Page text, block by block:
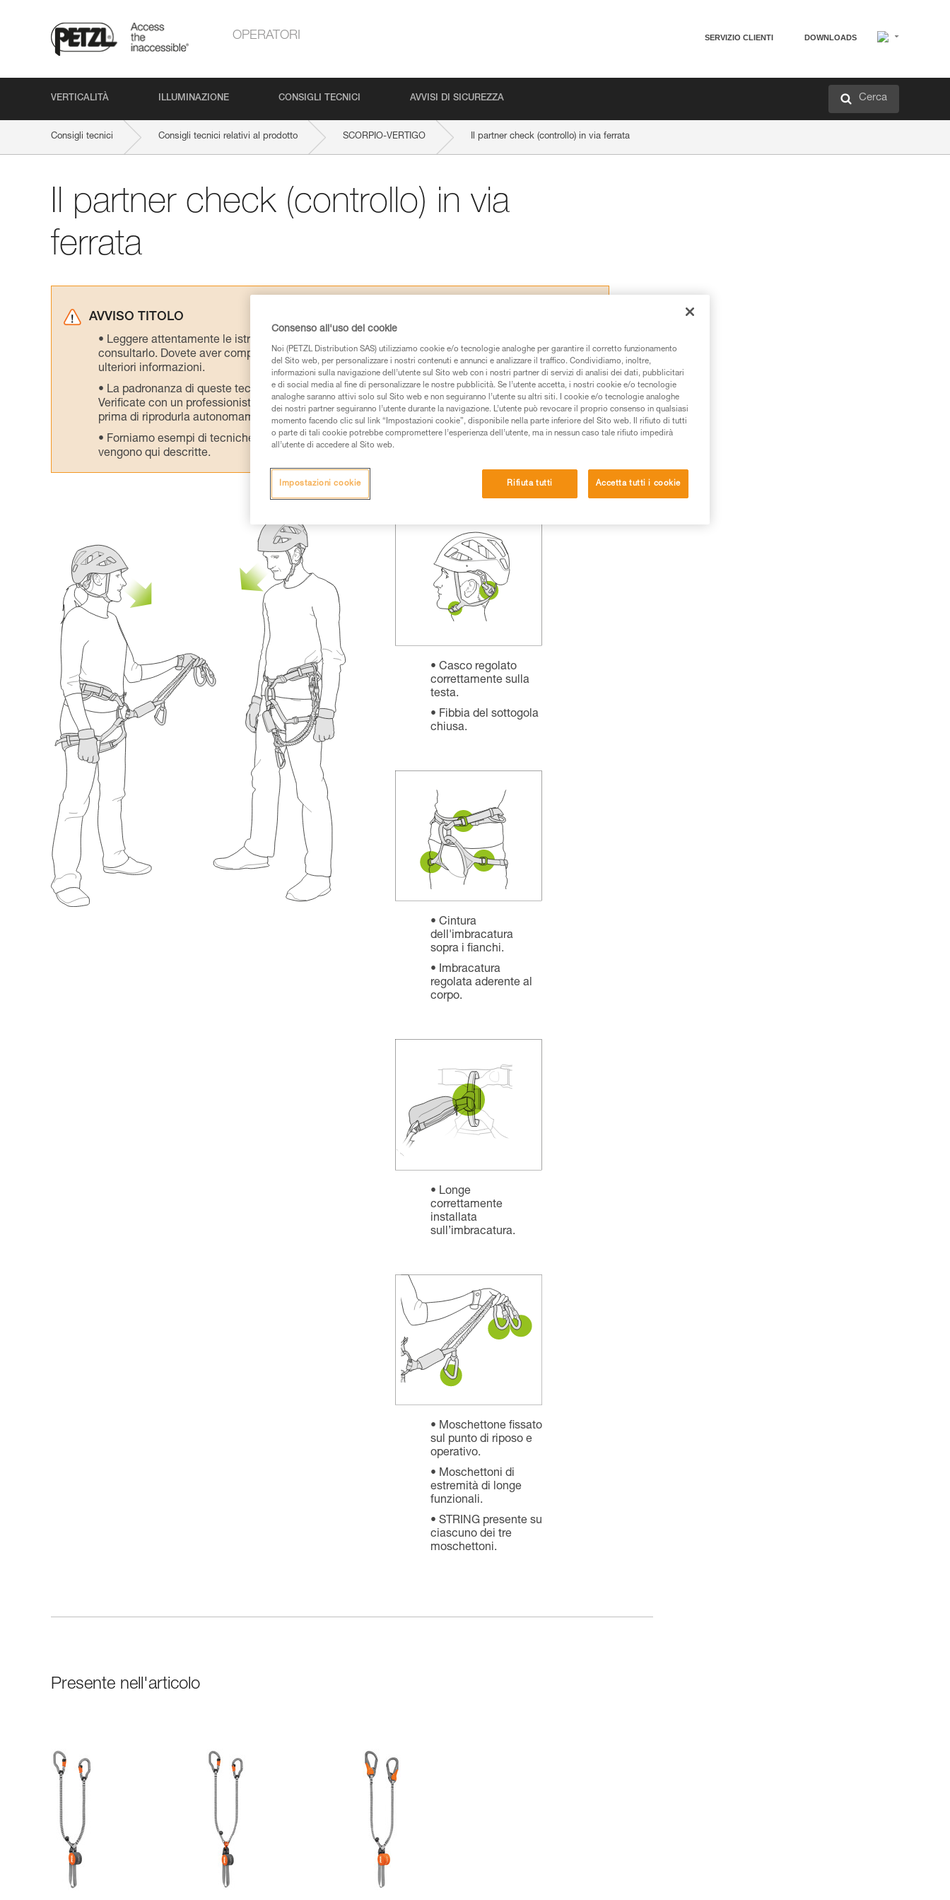
OPERATORI SERVIZIO CLIENTI DOWNLOADS
VERTICALITÀ ILLUMINAZIONE CONSIGLI TECNICI AVVISI DI SICUREZZA Cerca
Consigli tecnici Consigli tecnici relativi al prodotto SCORPIO-VERTIGO Il partner check (controllo) in via ferrata
Il partner check (controllo) in via
ferrata
AVVISO TITOLO
Leggere attentamente le istruzioni tecniche dei prodotti utilizzati in questo consiglio prima di
consultarlo. Dovete aver compreso le informazioni dell’istruzione tecnica per poter capire queste
ulteriori informazioni.
La padronanza di queste tecniche richiede una formazione ed un addestramento specifico.
Verificate con un professionista la vostra capacità di rifare la manovra, da soli, in piena sicurezza,
prima di riprodurla autonomamente.
Forniamo esempi di tecniche relative alla vostra attività. Ne possono esistere altre che non
vengono qui descritte.
Casco regolato
correttamente sulla
testa.
Fibbia del sottogola
chiusa.
Cintura
dell'imbracatura
sopra i fianchi.
Imbracatura
regolata aderente al
corpo.
Longe
correttamente
installata
sull’imbracatura.
Moschettone fissato
sul punto di riposo e
operativo.
Moschettoni di
estremità di longe
funzionali.
STRING presente su
ciascuno dei tre
moschettoni.
Presente nell'articolo
Consenso all'uso dei cookie
Noi (PETZL Distribution SAS) utilizziamo cookie e/o tecnologie analoghe per garantire il corretto funzionamento
del Sito web, per personalizzare i nostri contenuti e annunci e analizzare il traffico. Condividiamo, inoltre,
informazioni sulla navigazione dell’utente sul Sito web con i nostri partner di servizi di analisi dei dati, pubblicitari
e di social media al fine di personalizzare le nostre pubblicità. Se l’utente accetta, i nostri cookie e/o tecnologie
analoghe saranno attivi solo sul Sito web e non seguiranno l’utente su altri siti. I cookie e/o tecnologie analoghe
dei nostri partner seguiranno l’utente durante la navigazione. L’utente può revocare il proprio consenso in qualsiasi
momento facendo clic sul link “Impostazioni cookie”, disponibile nella parte inferiore del Sito web. Il rifiuto di tutti
o parte di tali cookie potrebbe compromettere l’esperienza dell’utente, ma in nessun caso tale rifiuto impedirà
all’utente di accedere al Sito web.
Rifiuta tutti Accetta tutti i cookie
Impostazioni cookie